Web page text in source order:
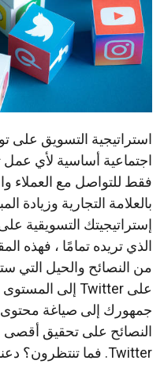
اجتماعية أساسية لأي
فقط للتواصل مع العملاء
بالعلامة التجارية وزيادة
الذي تريده تمامًا ، فهذه
من النصائح والحيل التي
على Twitter إلى المستوى التالي.
جمهورك إلى صياغة
النصائح على تحقيق
Twitter. فما تنتظرون؟